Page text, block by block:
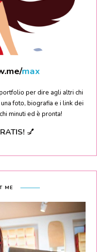
sara
per dire agli altri chi
foto, biografia e i link dei
minuti ed è pronta!
💅
ME